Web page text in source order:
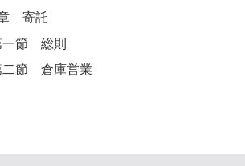
寄託
一節 総則
二節 倉庫営業